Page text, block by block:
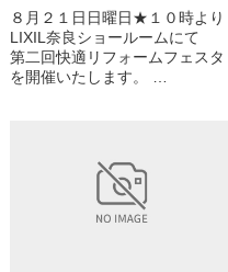
８月２１日日曜日★１０時より
LIXIL奈良ショールームにて
第二回快適リフォームフェスタ
を開催いたします。
是非、お友達もお誘いあわせの
上お気軽にお越しください♪